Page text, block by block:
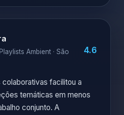
Ambient · São
4.6
facilitou a
temáticas em menos
conjunto. A